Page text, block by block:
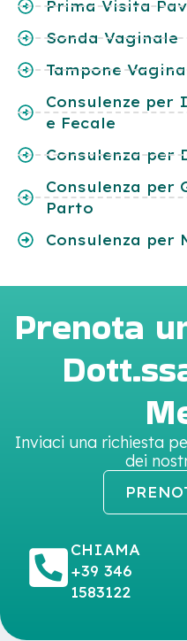
Prima Visita
Sonda Vaginale
Tampone
Consulenze per
e Fecale
Consulenza per
Consulenza per
Parto
Consulenza per
Prenota
Inviaci una richiesta
dei
CHIAMA
+39 346
1583122